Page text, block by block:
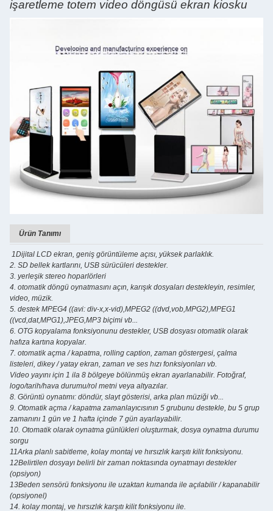
işaretleme totem video döngüsü ekran kiosku
Ürün Tanımı
1Dijital LCD ekran, geniş görüntüleme açısı, yüksek parlaklık.
2. SD bellek kartlarını, USB sürücüleri destekler.
3. yerleşik stereo hoparlörleri
4. otomatik döngü oynatmasını açın, karışık dosyaları destekleyin, resimler,
video, müzik.
5. destek MPEG4 ((avi: div-x,x-vid),MPEG2 ((dvd,vob,MPG2),MPEG1
((vcd,dat,MPG1),JPEG,MP3 biçimi vb...
6. OTG kopyalama fonksiyonunu destekler, USB dosyası otomatik olarak
hafıza kartına kopyalar.
7. otomatik açma / kapatma, rolling caption, zaman göstergesi, çalma
listeleri, dikey / yatay ekran, zaman ve ses hızı fonksiyonları vb.
Video yayını için 1 ila 8 bölgeye bölünmüş ekran ayarlanabilir. Fotoğraf,
logo/tarih/hava durumu/rol metni veya altyazılar.
8. Görüntü oynatımı: döndür, slayt gösterisi, arka plan müziği vb...
9. Otomatik açma / kapatma zamanlayıcısının 5 grubunu destekle, bu 5 grup
zamanını 1 gün ve 1 hafta içinde 7 gün ayarlayabilir.
10. Otomatik olarak oynatma günlükleri oluşturmak, dosya oynatma durumu
sorgu
11Arka planlı sabitleme, kolay montaj ve hırsızlık karşıtı kilit fonksiyonu.
12Belirtilen dosyayı belirli bir zaman noktasında oynatmayı destekler
(opsiyon)
13Beden sensörü fonksiyonu ile uzaktan kumanda ile açılabilir / kapanabilir
(opsiyonel)
14. kolay montaj, ve hırsızlık karşıtı kilit fonksiyonu ile.